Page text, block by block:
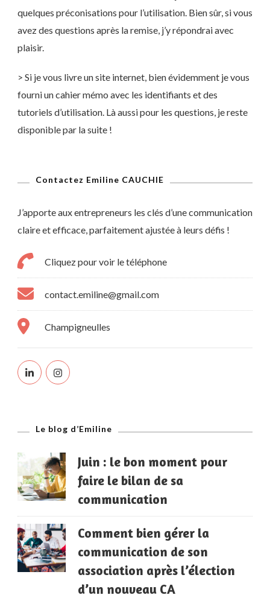
quelques préconisations pour l’utilisation. Bien sûr, si vous
avez des questions après la remise, j’y répondrai avec
plaisir.
> Si je vous livre un site internet, bien évidemment je vous
fourni un cahier mémo avec les identifiants et des
tutoriels d’utilisation. Là aussi pour les questions, je reste
disponible par la suite !
Contactez Emiline CAUCHIE
J’apporte aux entrepreneurs les clés d’une communication
claire et efficace, parfaitement ajustée à leurs défis !
Cliquez pour voir le téléphone
contact.emiline@gmail.com
Champigneulles
Le blog d’Emiline
Juin : le bon moment pour
faire le bilan de sa
communication
Comment bien gérer la
communication de son
association après l’élection
d’un nouveau CA